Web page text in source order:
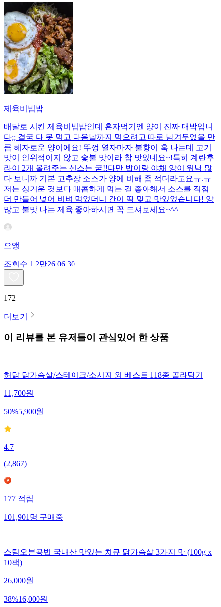
제육비빔밥
배달로 시킨 제육비빔밥인데 혼자먹기엔 양이 진짜 대박입니
다;; 결국 다 못 먹고 다음날까지 먹으려고 따로 남겨두었을 만
큼 혜자로운 양이에요! 뚜껑 열자마자 불향이 훅 나는데 고기
맛이 인위적이지 않고 숯불 맛이라 참 맛있네요~!특히 계란후
라이 2개 올려주는 센스는 굳!! ​다만 밥이랑 야채 양이 워낙 많
다 보니까 기본 고추장 소스가 양에 비해 좀 적더라고요ㅠ.ㅠ
저는 싱거운 것보다 매콤하게 먹는 걸 좋아해서 소스를 직접
더 만들어 넣어 비벼 먹었더니 간이 딱 맞고 맛있었습니다! 양
많고 불맛 나는 제육 좋아하시면 꼭 드셔보세요~^^
으앵
조회수 1.2만26.06.30
172
더보기
이 리뷰를 본 유저들이 관심있어 한 상품
허닭 닭가슴살/스테이크/소시지 외 베스트 118종 골라담기
11,700원
50%5,900원
4.7
(2,867)
177적립
101,901명구매중
스팀오븐공법 국내산 맛있는 치큐 닭가슴살 3가지 맛 (100g x
10팩)
26,000원
38%16,000원